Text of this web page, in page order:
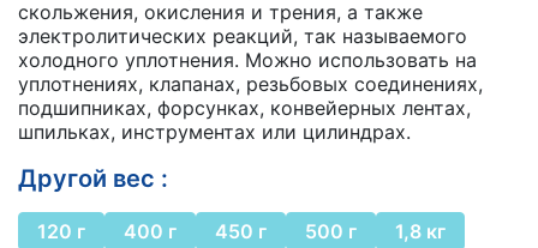
скольжения, окисления и трения, а также
электролитических реакций, так называемого
холодного уплотнения. Можно использовать на
уплотнениях, клапанах, резьбовых соединениях,
подшипниках, форсунках, конвейерных лентах,
шпильках, инструментах или цилиндрах.
Другой вес :
120 г 400 г 450 г 500 г
1,8 кг